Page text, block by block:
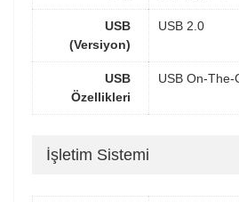
USB
(Versiyon)
USB 2.0
USB
Özellikleri
USB On-The-
İşletim Sistemi